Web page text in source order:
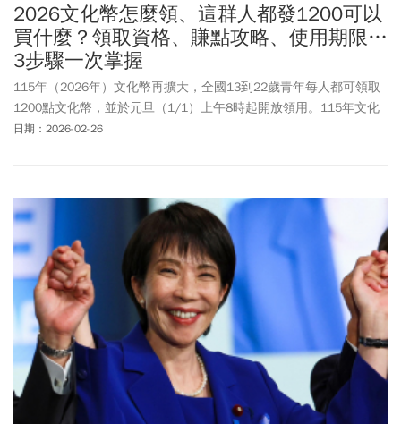
2026文化幣怎麼領、這群人都發1200可以
買什麼？領取資格、賺點攻略、使用期限…
3步驟一次掌握
115年（2026年）文化幣再擴大，全國13到22歲青年每人都可領取
1200點文化幣，並於元旦（1/1）上午8時起開放領用。115年文化
幣領取資格、文化幣怎麼領、文化幣APP遊戲化怎麼玩、加碼賺點有
寒假看國片更划算！
日期：2026-02-26